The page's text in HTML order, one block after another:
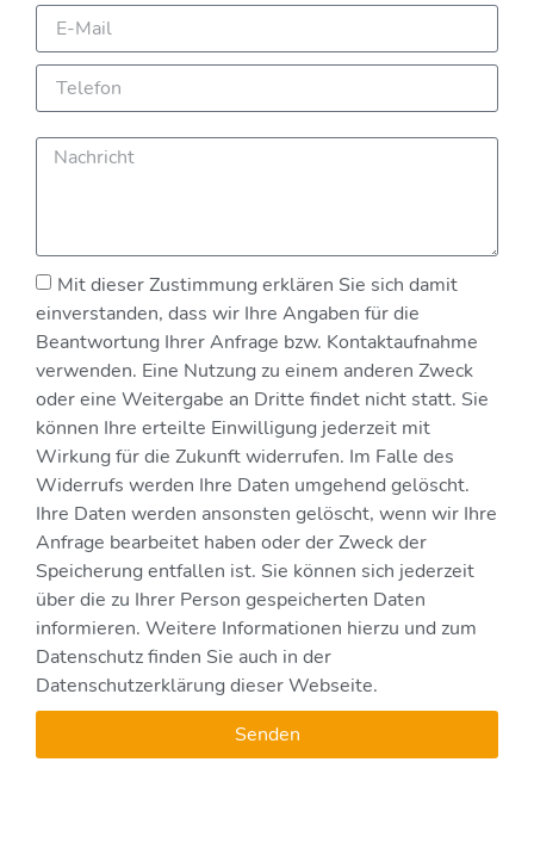
Mit dieser Zustimmung erklären Sie sich damit
einverstanden, dass wir Ihre Angaben für die
Beantwortung Ihrer Anfrage bzw. Kontaktaufnahme
verwenden. Eine Nutzung zu einem anderen Zweck
oder eine Weitergabe an Dritte findet nicht statt. Sie
können Ihre erteilte Einwilligung jederzeit mit
Wirkung für die Zukunft widerrufen. Im Falle des
Widerrufs werden Ihre Daten umgehend gelöscht.
Ihre Daten werden ansonsten gelöscht, wenn wir Ihre
Anfrage bearbeitet haben oder der Zweck der
Speicherung entfallen ist. Sie können sich jederzeit
über die zu Ihrer Person gespeicherten Daten
informieren. Weitere Informationen hierzu und zum
Datenschutz finden Sie auch in der
Datenschutzerklärung dieser Webseite.
Senden